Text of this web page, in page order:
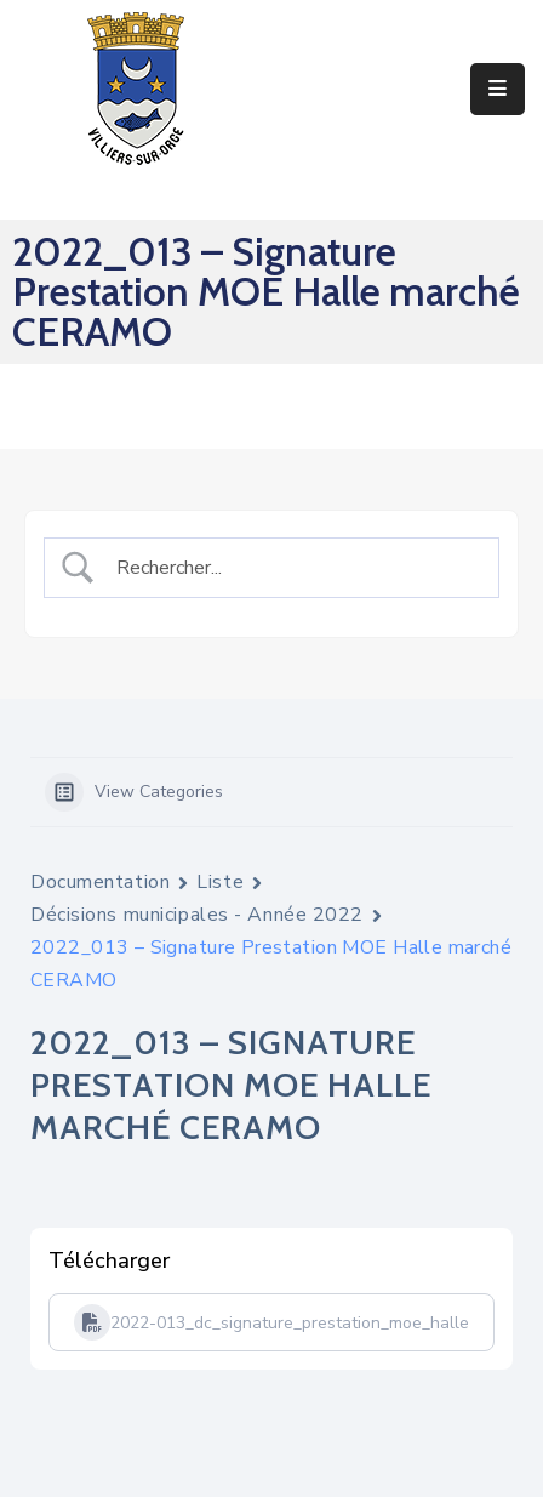
Mes
Sorties
2022_013 – Signature
Prestation MOE Halle marché
CERAMO
View Categories
Documentation
Liste
Décisions municipales - Année 2022
2022_013 – Signature Prestation MOE Halle marché
CERAMO
2022_013 – SIGNATURE
PRESTATION MOE HALLE
MARCHÉ CERAMO
Télécharger
2022-